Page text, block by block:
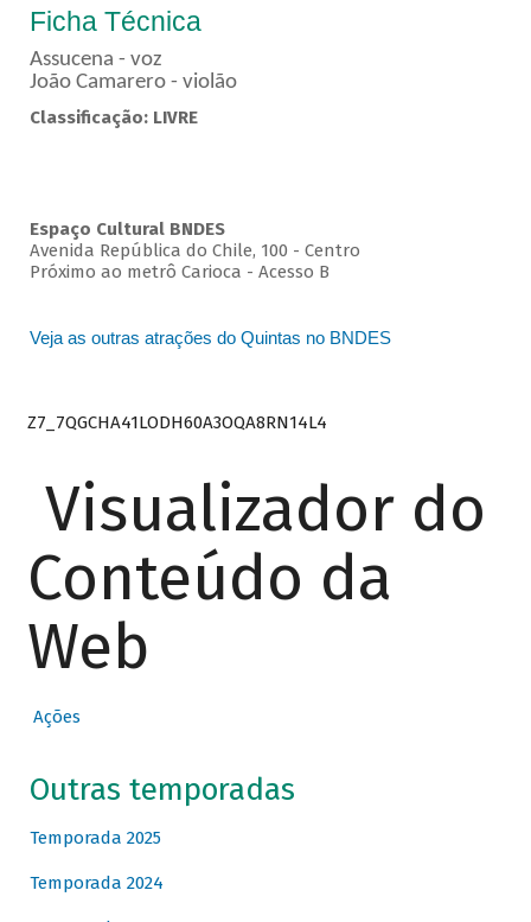
Ficha Técnica
Assucena - voz
João Camarero - violão
Classificação: LIVRE
Espaço Cultural BNDES
Avenida República do Chile, 100 - Centro
Próximo ao metrô Carioca - Acesso B
Veja as outras atrações do Quintas no BNDES
Z7_7QGCHA41LODH60A3OQA8RN14L4
Visualizador do
Conteúdo da
Web
Ações
Outras temporadas
Temporada 2025
Temporada 2024